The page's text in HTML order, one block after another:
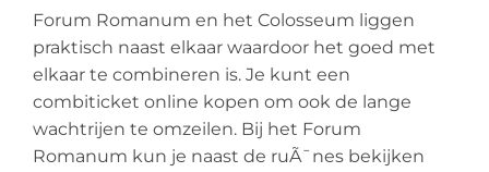
Forum Romanum en het Colosseum liggen
praktisch naast elkaar waardoor het goed met
elkaar te combineren is. Je kunt een
combiticket online kopen om ook de lange
wachtrijen te omzeilen. Bij het Forum
Romanum kun je naast de ruÃ¯nes bekijken